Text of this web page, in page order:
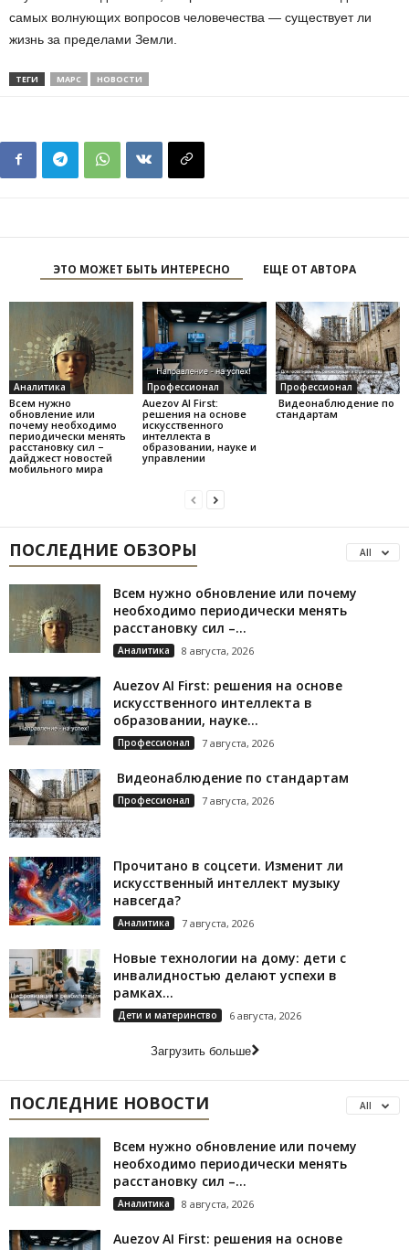
самых волнующих вопросов человечества — существует ли
жизнь за пределами Земли.
ТЕГИ МАРС НОВОСТИ
ЭТО МОЖЕТ БЫТЬ ИНТЕРЕСНО ЕЩЕ ОТ АВТОРА
Аналитика
Всем нужно
обновление или
почему необходимо
периодически менять
расстановку сил –
дайджест новостей
мобильного мира
Профессионал
Auezov AI First:
решения на основе
искусственного
интеллекта в
образовании, науке и
управлении
Профессионал
Видеонаблюдение по
стандартам
ПОСЛЕДНИЕ ОБЗОРЫ All
Всем нужно обновление или почему
необходимо периодически менять
расстановку сил –...
Аналитика 8 августа, 2026
Auezov AI First: решения на основе
искусственного интеллекта в
образовании, науке...
Профессионал 7 августа, 2026
Видеонаблюдение по стандартам
Профессионал 7 августа, 2026
Прочитано в соцсети. Изменит ли
искусственный интеллект музыку
навсегда?
Аналитика 7 августа, 2026
Новые технологии на дому: дети с
инвалидностью делают успехи в
рамках...
Дети и материнство 6 августа, 2026
Загрузить больше
ПОСЛЕДНИЕ НОВОСТИ All
Всем нужно обновление или почему
необходимо периодически менять
расстановку сил –...
Аналитика 8 августа, 2026
Auezov AI First: решения на основе